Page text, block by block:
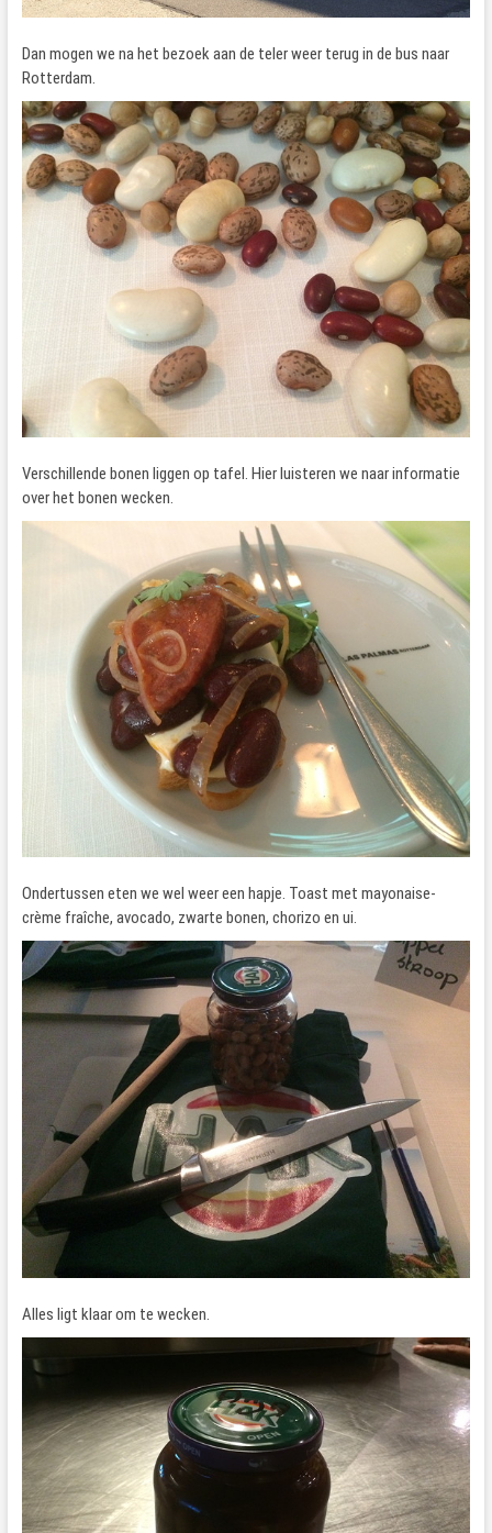
Dan mogen we na het bezoek aan de teler weer terug in de bus naar
Rotterdam.
Verschillende bonen liggen op tafel. Hier luisteren we naar informatie
over het bonen wecken.
Ondertussen eten we wel weer een hapje. Toast met mayonaise-
crème fraîche, avocado, zwarte bonen, chorizo en ui.
Alles ligt klaar om te wecken.